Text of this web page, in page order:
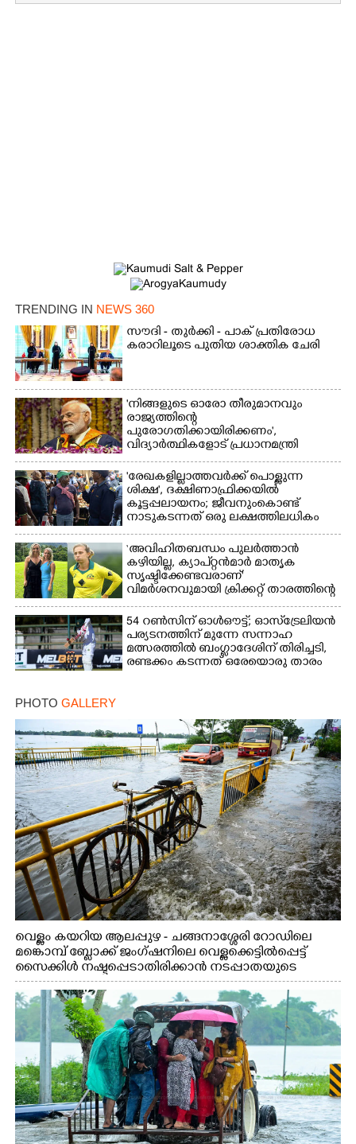
TRENDING IN NEWS 360
സൗദി - തുർക്കി - പാക് പ്രതിരോധ
കരാറിലൂടെ പുതിയ ശാക്തിക ചേരി
'നിങ്ങളുടെ ഓരോ തീരുമാനവും
രാജ്യത്തിന്റെ
പുരോഗതിക്കായിരിക്കണം',​
വിദ്യാർത്ഥികളോട് പ്രധാനമന്ത്രി
'രേഖകളില്ലാത്തവർക്ക് പൊള്ളുന്ന
ശിക്ഷ', ദക്ഷിണാഫ്രിക്കയിൽ
കൂട്ടപ്പലായനം; ജീവനുംകൊണ്ട്
നാടുകടന്നത് ഒരു ലക്ഷത്തിലധികം
പേർ
‘അവിഹിതബന്ധം പുലർത്താൻ
കഴിയില്ല,​ ക്യാപ്റ്റൻമാർ മാതൃക
സൃഷ്ടിക്കേണ്ടവരാണ്'
വിമർശനവുമായി ക്രിക്കറ്റ് താരത്തിന്റെ
ഭാര്യ
54 റൺസിന് ഓൾഔട്ട്; ഓസ്‌ട്രേലിയൻ
പര്യടനത്തിന് മുന്നേ സന്നാഹ
മത്സരത്തിൽ ബംഗ്ലാദേശിന് തിരിച്ചടി,
രണ്ടക്കം കടന്നത് ഒരേയൊരു താരം
PHOTO GALLERY
വെള്ളം കയറിയ ആലപ്പുഴ - ചങ്ങനാശ്ശേരി റോഡിലെ
മങ്കൊമ്പ് ബ്ലോക്ക് ജംഗ്ഷനിലെ വെള്ളക്കെട്ടിൽപ്പെട്ട്
സൈക്കിൾ നഷ്ടപ്പെടാതിരിക്കാൻ നടപ്പാതയുടെ
കൈവരിയിൽ കെട്ടിവച്ചിരിക്കുന്ന കാഴ്ച
Share this link
Copy Link